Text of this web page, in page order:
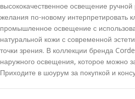
высококачественное освещение
желания по-новому интерпретировать
промышленное освещение с
натуральной кожи с современной
точки зрения. В коллекции бренда
наружного освещения, которое можно
Приходите в шоурум за покупкой и